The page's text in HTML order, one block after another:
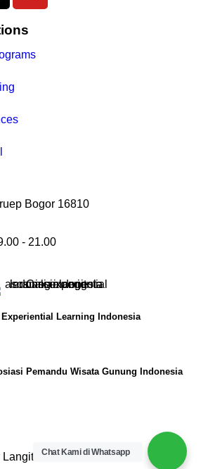
Bogor 16810
- 21.00
Learning Indonesia
Pemandu Wisata Gunung Indonesia
Indonesia
Chat Kami di Whatsapp